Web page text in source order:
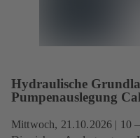
Hydraulische
Pumpenauslegung
Mittwoch, 21.10.2026 | 10